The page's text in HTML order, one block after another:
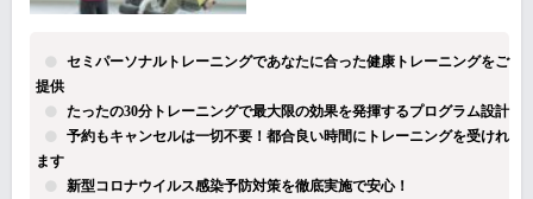
セミパーソナルトレーニングであなたに合った健康トレーニングをご
提供
たったの30分トレーニングで最大限の効果を発揮するプログラム設計
予約もキャンセルは一切不要！都合良い時間にトレーニングを受けれ
ます
新型コロナウイルス感染予防対策を徹底実施で安心！